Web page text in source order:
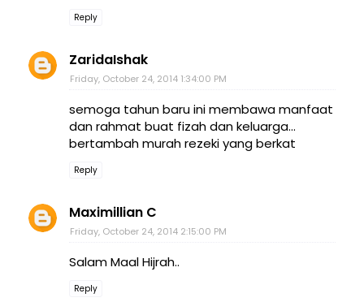
Reply
ZaridaIshak
Friday, October 24, 2014 1:34:00 PM
semoga tahun baru ini membawa manfaat
dan rahmat buat fizah dan keluarga...
bertambah murah rezeki yang berkat
Reply
Maximillian C
Friday, October 24, 2014 2:15:00 PM
Salam Maal Hijrah..
Reply